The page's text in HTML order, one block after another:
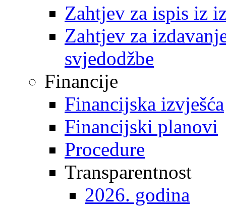
Zahtjev za ispis iz
Zahtjev za
svjedodžbe
Financije
Financijska izvješća
Financijski planovi
Procedure
Transparentnost
2026. godina